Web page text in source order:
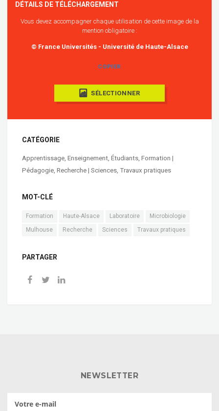
DÉTAILS DE TÉLÉCHARGEMENT
Vous devez accompagner chaque utilisation de cette image de la
mention obligatoire :
© France Universités - Université de Haute-Alsace
COPIER
SÉLECTIONNER
CATÉGORIE
Apprentissage, Enseignement, Étudiants, Formation |
Pédagogie, Recherche | Sciences, Travaux pratiques
MOT-CLÉ
Formation Haute-Alsace Laboratoire
Microbiologie
Mulhouse
Recherche Sciences Travaux pratiques
PARTAGER
NEWSLETTER